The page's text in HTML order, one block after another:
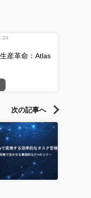
産革命：Atlas
次の記事へ